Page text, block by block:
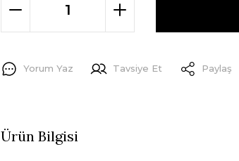
Yorum Yaz Tavsiye Et Paylaş
Ürün Bilgisi